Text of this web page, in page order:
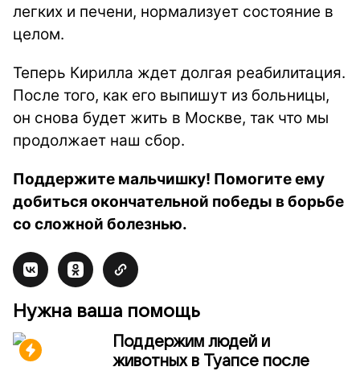
легких и печени, нормализует состояние в
целом.
Теперь Кирилла ждет долгая реабилитация.
После того, как его выпишут из больницы,
он снова будет жить в Москве, так что мы
продолжает наш сбор.
Поддержите мальчишку! Помогите ему
добиться окончательной победы в борьбе
со сложной болезнью.
Нужна ваша помощь
Поддержим людей и
животных в Туапсе после